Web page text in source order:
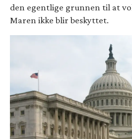
den egentlige grunnen til at
Maren ikke blir beskyttet.